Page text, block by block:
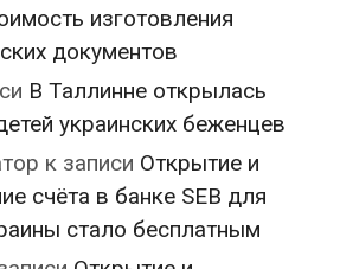
изготовления
документов
В Таллинне открылась
украинских беженцев
к записи Открытие и
счёта в банке SEB для
стало бесплатным